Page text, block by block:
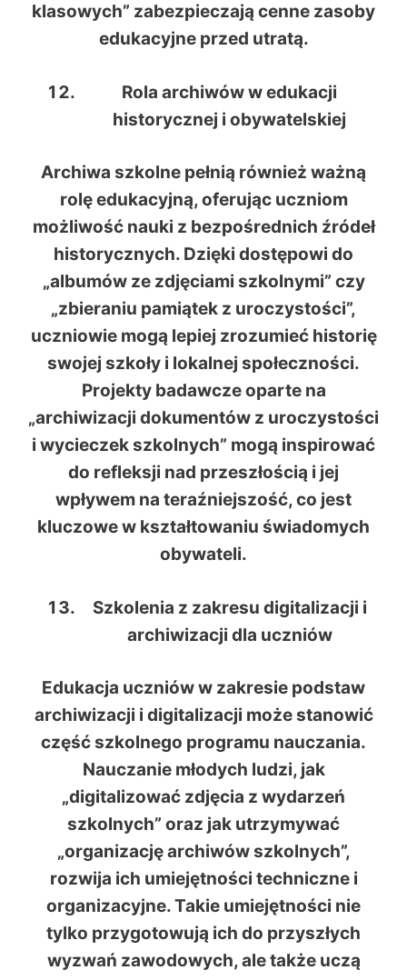
klasowych” zabezpieczają cenne zasoby
edukacyjne przed utratą.
Rola archiwów w edukacji
historycznej i obywatelskiej
Archiwa szkolne pełnią również ważną
rolę edukacyjną, oferując uczniom
możliwość nauki z bezpośrednich źródeł
historycznych. Dzięki dostępowi do
„albumów ze zdjęciami szkolnymi” czy
„zbieraniu pamiątek z uroczystości”,
uczniowie mogą lepiej zrozumieć historię
swojej szkoły i lokalnej społeczności.
Projekty badawcze oparte na
„archiwizacji dokumentów z uroczystości
i wycieczek szkolnych” mogą inspirować
do refleksji nad przeszłością i jej
wpływem na teraźniejszość, co jest
kluczowe w kształtowaniu świadomych
obywateli.
Szkolenia z zakresu digitalizacji i
archiwizacji dla uczniów
Edukacja uczniów w zakresie podstaw
archiwizacji i digitalizacji może stanowić
część szkolnego programu nauczania.
Nauczanie młodych ludzi, jak
„digitalizować zdjęcia z wydarzeń
szkolnych” oraz jak utrzymywać
„organizację archiwów szkolnych”,
rozwija ich umiejętności techniczne i
organizacyjne. Takie umiejętności nie
tylko przygotowują ich do przyszłych
wyzwań zawodowych, ale także uczą